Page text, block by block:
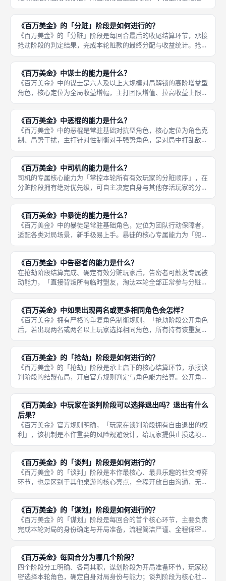
总额会获得固定增幅提升」，相较于常规对局，可分配的总赃款数
量大幅增加，从根源拉高本轮所有有效分赃玩家的收益上限，完美
适配六人
《百万美金》的「分赃」阶段是如何进行的？
《百万美金》的「分赃」阶段是每回合最后的收尾结算环节，承接
抢劫阶段的判定结果，完成本轮赃款的最终分配与收益统计。抢劫
阶段结束后，系统首先整理本轮有效存活、拥有分赃资格的玩家名
单，剔除角色重复失效、主动退出、被告密者淘汰的所有无效玩
家，确定最
《百万美金》中谋士的能力是什么？
《百万美金》中的谋士是六人及以上大规模对局解锁的高阶增益型
角色，核心定位为全局收益增幅，主打团队增值、拉高收益上限，
是多人对局不可或缺的核心角色。谋士成功存活且未失效的情况
下，专属能力即刻触发，「本轮全局赃款总额会获得大幅增幅提
升」，让整局
《百万美金》中恶棍的能力是什么？
《百万美金》中的恶棍是常驻基础对抗型角色，核心定位为角色克
制、局势干扰，主打针对性制衡对手强势角色，是对局中打乱敌方
布局、制衡强势玩家的关键角色。恶棍的专属能力为「针对性抵消
同类功能角色的优势效果」，当场上存在司机、暴徒等强势收益角
色时，恶
《百万美金》中司机的能力是什么？
司机的专属核心能力为「掌控本轮所有有效玩家的分赃顺序」，在
分赃阶段拥有绝对优先级，可自主决定自身与其他存活玩家的分钱
先后，优先选取高额赃款，也可针对性限制对手的收益获取。《百
万美金》中的司机是核心常驻基础角色，定位为资源分配主导者，
拥有对局
《百万美金》中暴徒的能力是什么？
《百万美金》中的暴徒是常驻基础角色，定位为团队行动保障者，
适配各类对局场景，新手极易上手。暴徒的核心专属能力为「兜底
保障抢劫行动生效」，在多数玩家因角色重复、冲突失效的局势
下，只要暴徒自身未出现角色重复，即可稳定保留本轮的抢劫参与
资格，不会
《百万美金》中告密者的能力是什么？
在抢劫阶段结算完成、确定有效分赃玩家后，告密者可触发专属被
动能力，「直接背叛所有临时盟友，淘汰本轮全部正常参与分赃的
帮派成员」，让其他玩家的抢劫收益全部失效，彻底颠覆原有对局
局势。《百万美金》中的告密者是五人及以上对局解锁的高阶反转
型角色，
《百万美金》中如果出现两名或更多相同角色会怎样？
《百万美金》拥有严格的重复角色制衡规则，「抢劫阶段公开角色
后，若出现两名或两名以上玩家选择相同角色，所有持有该重复角
色的玩家本轮直接失效」，触发全员淘汰机制，彻底丧失本轮抢劫
与分赃资格，无论角色类型、站位、结盟情况如何，统一判定失
效，无任何
《百万美金》的「抢劫」阶段是如何进行的？
《百万美金》的「抢劫」阶段是承上启下的核心结算环节，承接谈
判阶段的结盟布局，开启官方规则判定与角色能力结算。公开角色
后，优先判定重复角色冲突、特殊角色能力生效情况，处理暴徒、
恶棍、司机、告密者、谋士的专属效果，淘汰失效玩家、筛选有效
参与抢劫
《百万美金》中玩家在谈判阶段可以选择退出吗？退出有什么
后果？
《百万美金》官方规则明确，「玩家在谈判阶段拥有自由退出的权
利」，该机制是本作重要的风险规避设计，给玩家提供止损选项，
大幅提升对局策略容错率。玩家谈判阶段退出后拥有明确的利弊结
果，优势为「全额保全自身缴纳的保证金，不会出现保证金亏损、
清零的情
《百万美金》的「谈判」阶段是如何进行的？
《百万美金》的「谈判」阶段是本作最核心、最具乐趣的社交博弈
环节，也是区别于其他桌游的核心亮点，全程开放自由沟通，无话
术限制、无结盟限制，主打真实的心理拉扯与话术博弈。谋划阶段
结束后，所有玩家公开开启自由交流，可随意拉拢队友、组建临时
抢劫帮派
《百万美金》的「谋划」阶段是如何进行的？
《百万美金》的「谋划」阶段是每回合的首个核心环节，主要负责
完成本轮对局的身份确定与开局准备，流程简洁严谨、全程保密，
为后续谈判与抢劫博弈奠定基础。阶段开启后，所有玩家同步进入
秘密操作状态，各自查看自身可使用的人物牌，结合上一轮使用的
角色、当
《百万美金》每回合分为哪几个阶段？
四个阶段分工明确、各司其职，谋划阶段为开局准备环节，玩家秘
密选择本轮角色，确定自身对局身份与能力；谈判阶段为核心社交